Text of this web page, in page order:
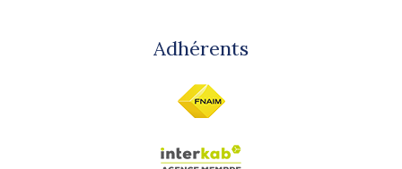
Adhérents